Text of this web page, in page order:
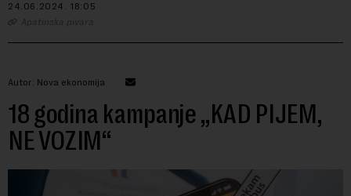
24.06.2024. 18:05
Apatinska pivara
Autor: Nova ekonomija
18 godina kampanje „KAD PIJEM,
NE VOZIM“